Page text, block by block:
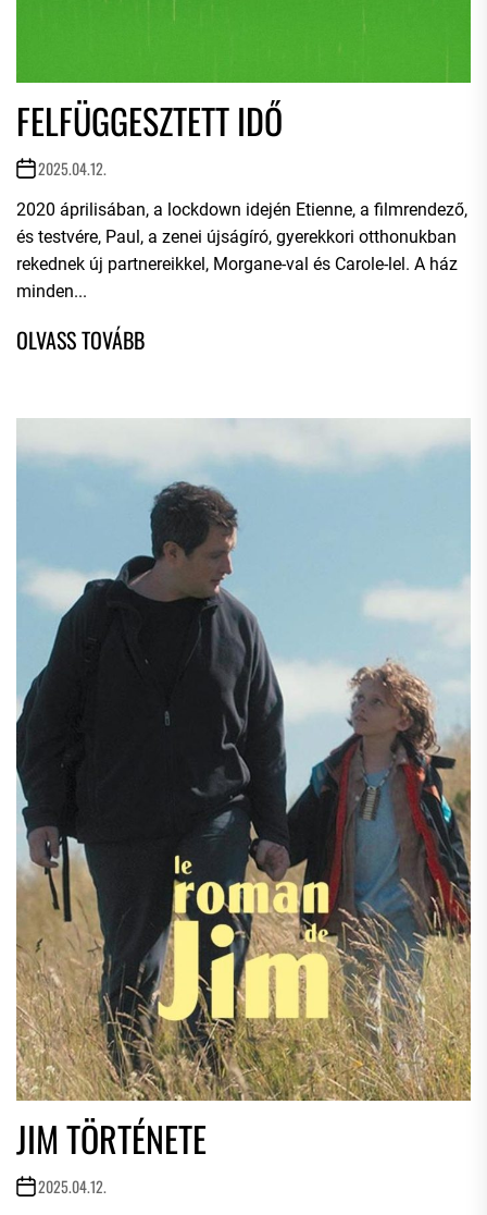
FELFÜGGESZTETT IDŐ
2025.04.12.
2020 áprilisában, a lockdown idején Etienne, a filmrendező,
és testvére, Paul, a zenei újságíró, gyerekkori otthonukban
rekednek új partnereikkel, Morgane-val és Carole-lel. A ház
minden...
JIM TÖRTÉNETE
2025.04.12.